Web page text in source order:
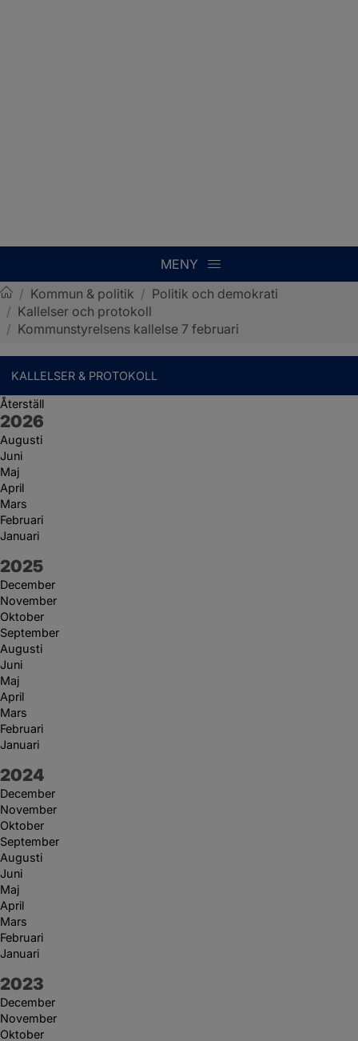
MENY
Sotenäs kommun
/ Kommun & politik / Politik och demokrati
/ Kallelser och protokoll
/ Kommunstyrelsens kallelse 7 februari
KALLELSER & PROTOKOLL
Återställ
År:
2026
Augusti
Juni
Maj
April
Mars
Februari
Januari
År:
2025
December
November
Oktober
September
Augusti
Juni
Maj
April
Mars
Februari
Januari
År:
2024
December
November
Oktober
September
Augusti
Juni
Maj
April
Mars
Februari
Januari
År:
2023
December
November
Oktober